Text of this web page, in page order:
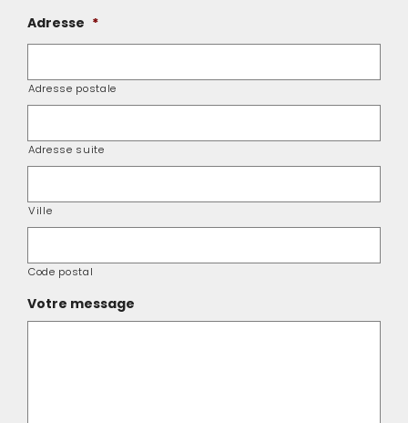
Adresse *
Adresse postale
Adresse suite
Ville
Code postal
Votre message